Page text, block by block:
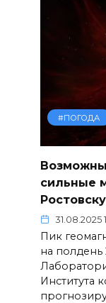
#ПОГОДА
сильные
31.08.2025
Пик
на полдень
Института